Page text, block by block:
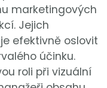
marketingových
Jejich
efektivně oslovit
účinku.
roli při vizuální